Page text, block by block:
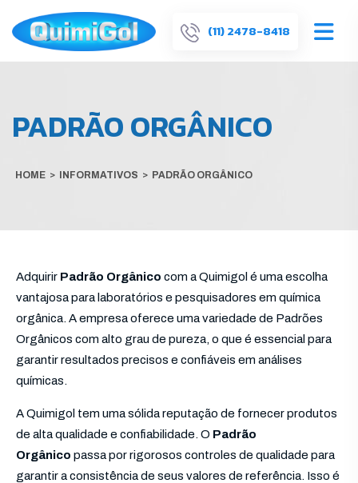
(11) 2478-8418
PADRÃO ORGÂNICO
HOME > INFORMATIVOS > PADRÃO ORGÂNICO
Adquirir Padrão Orgânico com a Quimigol é uma escolha
vantajosa para laboratórios e pesquisadores em química
orgânica. A empresa oferece uma variedade de Padrões
Orgânicos com alto grau de pureza, o que é essencial para
garantir resultados precisos e confiáveis em análises
químicas.
A Quimigol tem uma sólida reputação de fornecer produtos
de alta qualidade e confiabilidade. O Padrão
Orgânico passa por rigorosos controles de qualidade para
garantir a consistência de seus valores de referência. Isso é